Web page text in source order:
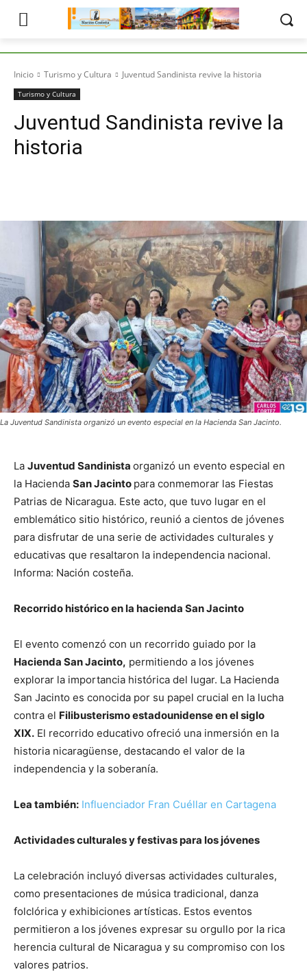
Inicio Turismo y Cultura Juventud Sandinista revive la historia
Turismo y Cultura
Juventud Sandinista revive la
historia
La Juventud Sandinista organizó un evento especial en la Hacienda San Jacinto.
La Juventud Sandinista organizó un evento especial en
la Hacienda San Jacinto para conmemorar las Fiestas
Patrias de Nicaragua. Este acto, que tuvo lugar en el
emblemático sitio histórico, reunió a cientos de jóvenes
para disfrutar de una serie de actividades culturales y
educativas que resaltaron la independencia nacional.
Informa: Nación costeña.
Recorrido histórico en la hacienda San Jacinto
El evento comenzó con un recorrido guiado por la
Hacienda San Jacinto, permitiendo a los jóvenes
explorar la importancia histórica del lugar. La Hacienda
San Jacinto es conocida por su papel crucial en la lucha
contra el Filibusterismo estadounidense en el siglo
XIX. El recorrido educativo ofreció una inmersión en la
historia nicaragüense, destacando el valor de la
independencia y la soberanía.
Lea también: Influenciador Fran Cuéllar en Cartagena
Actividades culturales y festivas para los jóvenes
La celebración incluyó diversas actividades culturales,
como presentaciones de música tradicional, danza
folclórica y exhibiciones artísticas. Estos eventos
permitieron a los jóvenes expresar su orgullo por la rica
herencia cultural de Nicaragua y su compromiso con los
valores patrios.